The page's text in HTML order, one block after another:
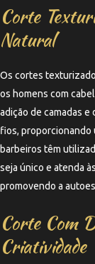
Corte
Natural
Os cortes
os homens com
adição de camadas
fios, proporcionando
barbeiros têm
seja único e atenda
promovendo a
Corte Com
Criatividade